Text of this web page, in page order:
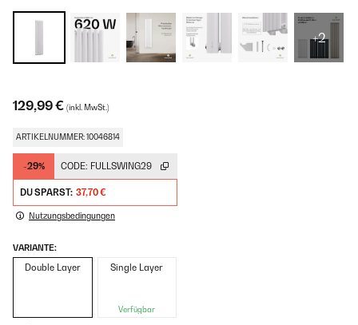
+2
129,99 € (inkl. MwSt.)
ARTIKELNUMMER: 10046814
-29% CODE: FULLSWING29
DU SPARST: 37,70 €
Nutzungsbedingungen
VARIANTE:
Double Layer Single Layer
Verfügbar